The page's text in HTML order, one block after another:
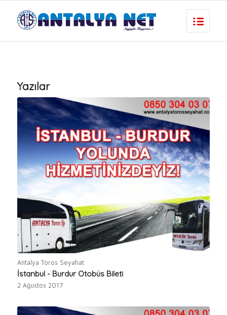
Yazılar
Antalya Toros Seyahat
İstanbul - Burdur Otobüs Bileti
2 Ağustos 2017